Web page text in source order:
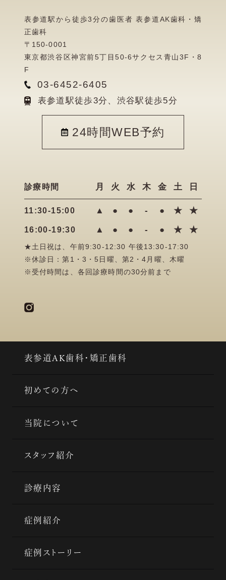
表参道駅から徒歩3分の歯医者 表参道AK歯科・矯
正歯科
〒150-0001
東京都渋谷区神宮前5丁目50-6サクセス青山3F・8
F
03-6452-6405
表参道駅徒歩3分、渋谷駅徒歩5分
24時間WEB予約
診療時間 月 火 水 木 金 土 日
11:30-15:00 ▲ ● ● - ● ★ ★
16:00-19:30 ▲ ● ● - ● ★ ★
★土日祝は、午前9:30-12:30 午後13:30-17:30
※休診日：第1・3・5日曜、第2・4月曜、木曜
※受付時間は、各回診療時間の30分前まで
表参道AK歯科・矯正歯科
初めての方へ
当院について
スタッフ紹介
診療内容
症例紹介
症例ストーリー